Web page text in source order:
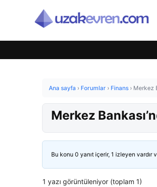
Ana sayfa › Forumlar › Finans › Merkez
Merkez
Bu konu 0 yanıt içerir, 1 izleyen vardır
1 yazı görüntüleniyor (toplam 1)